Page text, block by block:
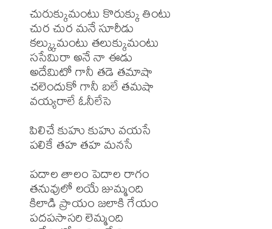
చురుక్కుమంటు కొరుక్కు తింటు
చుర చుర మనే సూరీడు
కల్క్కుమంటు తలుక్కుమంటు
ససేమిరా అనే నా ఈడు
అదేమిటో గానీ తడె తమాషా
చలెందుకో గానీ బలే తమషా
వయ్యరాలే ఓనీలేసె
పిలిచే కుహు కుహు వయసే
పలికే తహ తహ మనసే
పదాల తాలం పెదాల రాగం
తనువులో లయే జుమ్మంది
కిలాడి ప్రాయం జలాకి గేయం
పదపసాసరి లెమ్మంది